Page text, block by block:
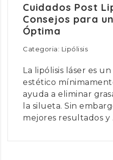
Cuidados Post
Consejos para
Óptima
Categoria: Lipólisis
La lipólisis láser es
estético
ayuda a eliminar
la silueta. Sin
mejores resultados y